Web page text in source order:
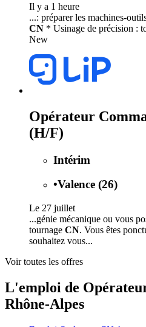
Il y a 1 heure
...: préparer les machines-
CN * Usinage de précision :
New
Opérateur
(H/F)
Intérim
•Valence (26)
Le 27 juillet
...génie mécanique ou vous
tournage CN. Vous êtes
souhaitez vous...
Voir toutes les offres
L'emploi de
Rhône-Alpes